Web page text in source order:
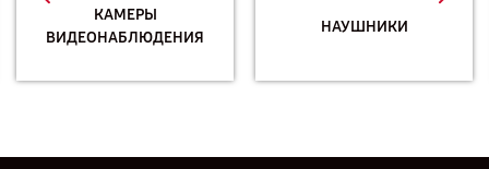
КАМЕРЫ
ВИДЕОНАБЛЮДЕНИЯ
НАУШНИКИ